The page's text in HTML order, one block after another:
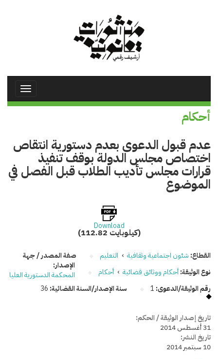
Toggle
أحكام
عدم قبول الدعوى بعدم دستورية انتقاص
اختصاص مجلس الدولة بوقف تنفيذ
قرارات مجلس تأديب الطلاب قبل الفصل في
الموضوع
Download
(112.82 كيلوبايت)
القطاع: شئون اجتماعية وثقافية › التعليم
نوع الوثيقة:أحكام ووثائق قضائية › أحكام
رقم الوثيقة/الدعوى: 1 سنة الإصدار/السنة القضائية: 36
صفة المصدر / جهة
الإصدار:
المحكمة الدستورية العليا
تاريخ إصدار الوثيقة / الحكم:
31 أغسطس 2014
تاريخ النشر:
10 سبتمبر 2014